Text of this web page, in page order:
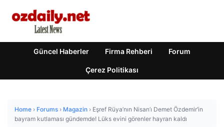
Güncel Haberler Firma Rehberi Forum
Çerez Politikası
Home › Forums › Magazin › Eşref Rüya’nın Nisan’ı Demet Özdemir’in
bayram kutlaması gündemde! Lüks evini görenler hayran kaldı